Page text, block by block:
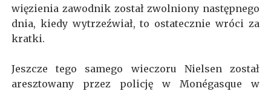
więzienia zawodnik został zwolniony następnego
dnia, kiedy wytrzeźwiał, to ostatecznie wróci za
kratki.
Jeszcze tego samego wieczoru Nielsen został
aresztowany przez policję w Monégasque w